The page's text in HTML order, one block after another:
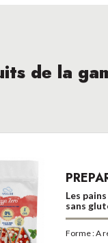
de la
Les
sans
Forme :A